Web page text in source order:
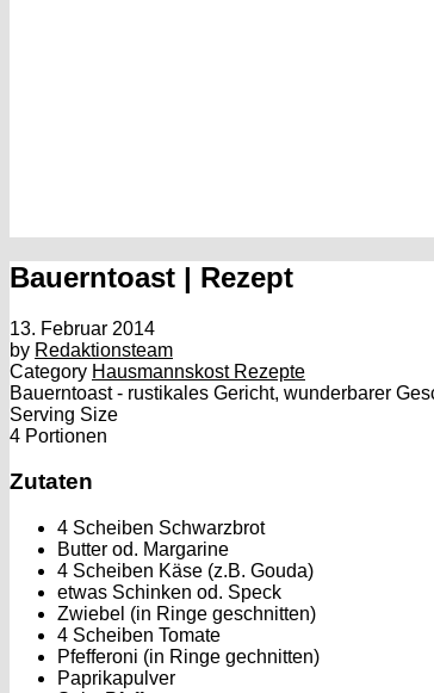
Bauerntoast | Rezept
13. Februar 2014
by Redaktionsteam
Category Hausmannskost Rezepte
Bauerntoast - rustikales Gericht, wunderbarer
Serving Size
4 Portionen
Zutaten
4 Scheiben Schwarzbrot
Butter od. Margarine
4 Scheiben Käse (z.B. Gouda)
etwas Schinken od. Speck
Zwiebel (in Ringe geschnitten)
4 Scheiben Tomate
Pfefferoni (in Ringe gechnitten)
Paprikapulver